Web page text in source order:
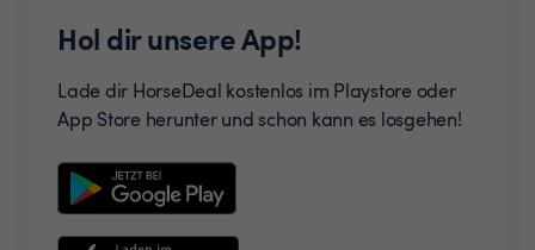
Hol dir unsere App!
Lade dir HorseDeal kostenlos im Playstore oder
App Store herunter und schon kann es losgehen!